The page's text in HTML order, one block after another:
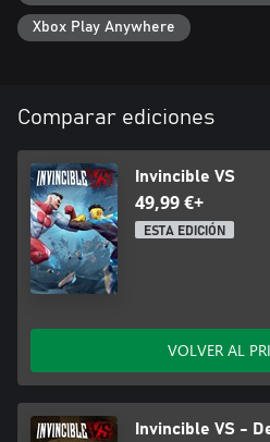
Xbox Play Anywhere
Comparar ediciones
Invincible VS
49,99 €+
ESTA EDICIÓN
VOLVER AL
Invincible VS -